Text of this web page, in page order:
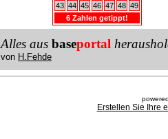
43 44 45 46 47 48 49
6 Zahlen getippt!
Alles aus baseportal
von H.Fehde
Erstellen Sie Ihre